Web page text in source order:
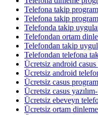
Telefona takip
Telefona takip
Telefonda takip
Telefondan ortam
Telefondan takip
Telefondan telefona
Ücretsiz android casus
Ücretsiz android
Ücretsiz casus
Ücretsiz casus
Ücretsiz ebeveyn
Ücretsiz ortam